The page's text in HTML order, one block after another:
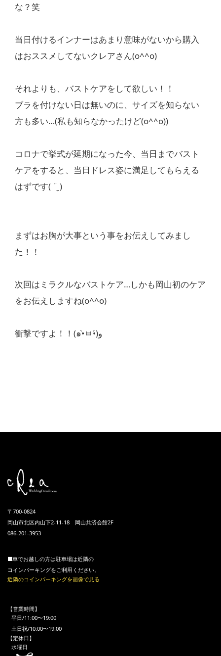
な？笑
当日付けるインナーはあまり意味がないから購入
はおススメしてないクレアさん(o^^o)
それよりも、バストケアをして欲しい！！
ブラを付けない日は無いのに、サイズを知らない
方も多い…(私も知らなかったけど(o^^o))
コロナで挙式が延期になった今、当日までバスト
ケアをすると、当日ドレス姿に満足してもらえる
はずです( ¨̮ )
まずはお胸が大事という事をお伝えしてみまし
た！！
次回はミラクルなバストケア…しかも岡山初のケア
をお伝えしますね(o^^o)
衝撃ですよ！！(๑•̀ㅂ•́)و
〒700-0824
岡山市北区内山下2-11-18 岡山共済会館2F
086-201-3953
■車でお越しの方は駐車場は近隣の
コインパーキングをご利用ください。
近隣のコインパーキングを画像で見る
【営業時間】
平日/11:00〜19:00
土日祝/10:00〜19:00
【定休日】
水曜日